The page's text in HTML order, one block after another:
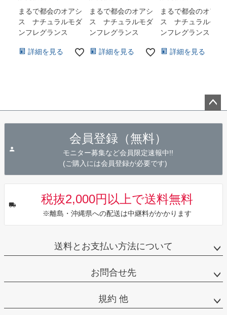
まるで都会のオアシ
ス ナチュラルモダ
ンフレグランス
詳細を見る
まるで都会のオアシ
ス ナチュラルモダ
ンフレグランス
詳細を見る
まるで都会のオアシ
ス ナチュラルモダ
ンフレグランス
詳細を見る
会員登録（無料）
モニター募集など会員限定速報中!!
(ご購入には会員登録が必要です)
税抜2,000円以上で送料無料
※離島・沖縄県への配送は中継料がかかります
送料とお支払い方法について
お問合せ先
規約 他